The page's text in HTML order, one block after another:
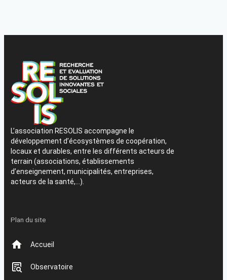
L’association RESOLIS accompagne le
développement d’écosystèmes de coopération,
locaux et durables, entre les différents acteurs de
terrain (associations, établissements
d’enseignement, municipalités, entreprises,
acteurs de la santé,…).
Plan du site
Accueil
Observatoire